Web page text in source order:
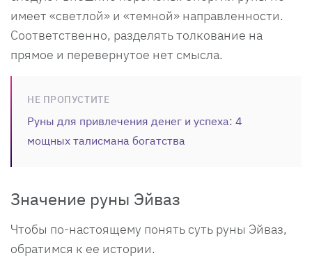
имеет «светлой» и «темной» направленности.
Соответственно, разделять толкование на
прямое и перевернутое нет смысла.
НЕ ПРОПУСТИТЕ
Руны для привлечения денег и успеха: 4
мощных талисмана богатства
Значение руны Эйваз
Чтобы по-настоящему понять суть руны Эйваз,
обратимся к ее истории.